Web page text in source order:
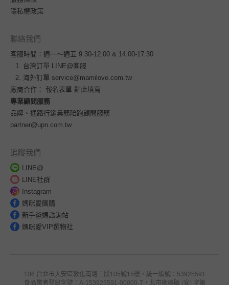
隱私權政策
聯絡我們
客服時間：週一～週五 9:30-12:00 & 14:00-17:30
台灣訂單
LINE@客服
海外訂單 service@mamilove.com.tw
廠商合作： 報名表單 點此填寫
專業顧問服務
品牌、通路行銷業務陪跑顧問服務
partner@upn.com.tw
追蹤我們
LINE@
LINE社群
Instagram
媽咪愛團購
新手爸媽諮詢站
媽咪愛VIP選物社
106 台北市大安區敦化南路二段105號15樓，統一編號：53925591
食品業者登錄字號：A-153925591-00000-7，北市衛器販 (安) 字第